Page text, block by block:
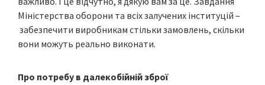
Міністерства оборони та всіх залучених інституцій –
забезпечити виробникам стільки замовлень, скільки
вони можуть реально виконати.
Про потребу в далекобійній зброї